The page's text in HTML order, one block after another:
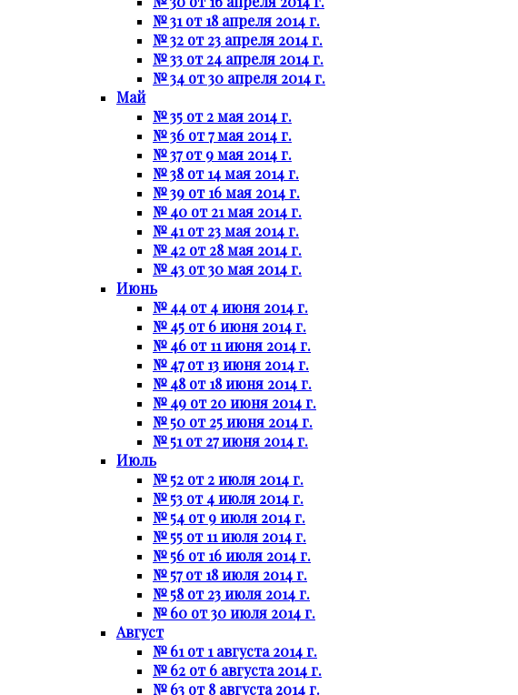
№ 31 от 18 апреля 2014 г.
№ 32 от 23 апреля 2014 г.
№ 33 от 24 апреля 2014 г.
№ 34 от 30 апреля 2014 г.
Май
№ 35 от 2 мая 2014 г.
№ 36 от 7 мая 2014 г.
№ 37 от 9 мая 2014 г.
№ 38 от 14 мая 2014 г.
№ 39 от 16 мая 2014 г.
№ 40 от 21 мая 2014 г.
№ 41 от 23 мая 2014 г.
№ 42 от 28 мая 2014 г.
№ 43 от 30 мая 2014 г.
Июнь
№ 44 от 4 июня 2014 г.
№ 45 от 6 июня 2014 г.
№ 46 от 11 июня 2014 г.
№ 47 от 13 июня 2014 г.
№ 48 от 18 июня 2014 г.
№ 49 от 20 июня 2014 г.
№ 50 от 25 июня 2014 г.
№ 51 от 27 июня 2014 г.
Июль
№ 52 от 2 июля 2014 г.
№ 53 от 4 июля 2014 г.
№ 54 от 9 июля 2014 г.
№ 55 от 11 июля 2014 г.
№ 56 от 16 июля 2014 г.
№ 57 от 18 июля 2014 г.
№ 58 от 23 июля 2014 г.
№ 60 от 30 июля 2014 г.
Август
№ 61 от 1 августа 2014 г.
№ 62 от 6 августа 2014 г.
№ 63 от 8 августа 2014 г.